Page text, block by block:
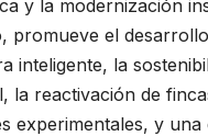
y la modernización
promueve el
inteligente, la
la reactivación de
experimentales, y una